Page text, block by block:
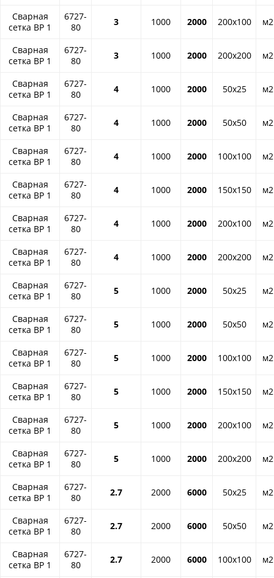
Сварная
сетка ВР 1
6727-
80
3 1000 2000 200x100 м2
Сварная
сетка ВР 1
6727-
80
3 1000 2000 200x200 м2
Сварная
сетка ВР 1
6727-
80
4 1000 2000 50x25 м2
Сварная
сетка ВР 1
6727-
80
4 1000 2000 50x50 м2
Сварная
сетка ВР 1
6727-
80
4 1000 2000 100x100 м2
Сварная
сетка ВР 1
6727-
80
4 1000 2000 150x150 м2
Сварная
сетка ВР 1
6727-
80
4 1000 2000 200x100 м2
Сварная
сетка ВР 1
6727-
80
4 1000 2000 200x200 м2
Сварная
сетка ВР 1
6727-
80
5 1000 2000 50x25 м2
Сварная
сетка ВР 1
6727-
80
5 1000 2000 50x50 м2
Сварная
сетка ВР 1
6727-
80
5 1000 2000 100x100 м2
Сварная
сетка ВР 1
6727-
80
5 1000 2000 150x150 м2
Сварная
сетка ВР 1
6727-
80
5 1000 2000 200x100 м2
Сварная
сетка ВР 1
6727-
80
5 1000 2000 200x200 м2
Сварная
сетка ВР 1
6727-
80
2.7 2000 6000 50x25 м2
Сварная
сетка ВР 1
6727-
80
2.7 2000 6000 50x50 м2
Сварная
сетка ВР 1
6727-
80
2.7 2000 6000 100x100 м2